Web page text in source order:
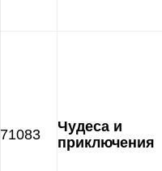
71083
Чудеса и
приключения